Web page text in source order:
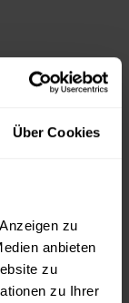
Über Cookies
zu
anbieten
zu
zu Ihrer